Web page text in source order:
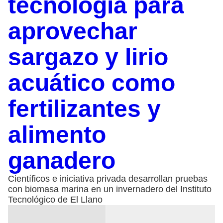
aprovechar
sargazo y lirio
acuático como
fertilizantes y
alimento
ganadero
Científicos e iniciativa privada desarrollan pruebas
con biomasa marina en un invernadero del Instituto
Tecnológico de El Llano